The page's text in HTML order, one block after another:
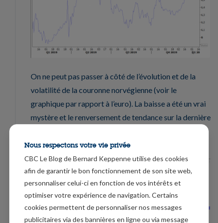
On ne peut pas passer à côté de l’évolution et de la
volatilité de la couronne norvégienne (voir le
graphique par rapport à l’euro). La baisse a été un vrai
mystère et le renversement de tendance sur la dernière
reconnaitre, tout aussi mystérieux.
Nous respectons votre vie privée
CBC Le Blog de Bernard Keppenne utilise des cookies
afin de garantir le bon fonctionnement de son site web,
personnaliser celui-ci en fonction de vos intérêts et
optimiser votre expérience de navigation. Certains
cookies permettent de personnaliser nos messages
publicitaires via des bannières en ligne ou via message